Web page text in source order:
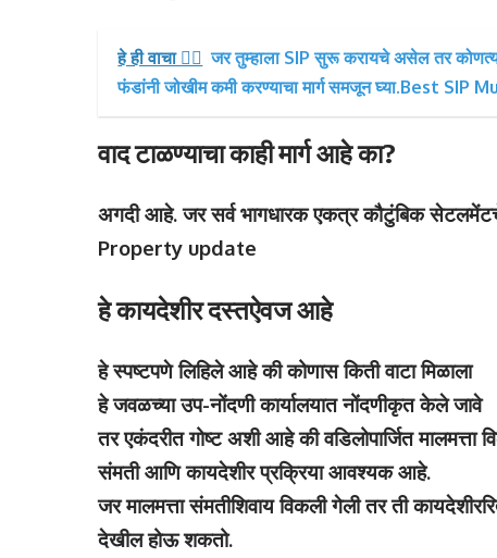
हे ही वाचा 👉🏻 जर तुम्हाला SIP सुरू करायचे असेल तर
फंडांनी जोखीम कमी करण्याचा मार्ग समजून घ्या.Best SIP
वाद टाळण्याचा काही मार्ग आहे का?
अगदी आहे. जर सर्व भागधारक एकत्र कौटुंबिक सेटलमेंटचे
Property update
हे कायदेशीर दस्तऐवज आहे
हे स्पष्टपणे लिहिले आहे की कोणास किती वाटा मिळाला
हे जवळच्या उप-नोंदणी कार्यालयात नोंदणीकृत केले जावे
तर एकंदरीत गोष्ट अशी आहे की वडिलोपार्जित मालमत्ता
संमती आणि कायदेशीर प्रक्रिया आवश्यक आहे.
जर मालमत्ता संमतीशिवाय विकली गेली तर ती
देखील होऊ शकतो.